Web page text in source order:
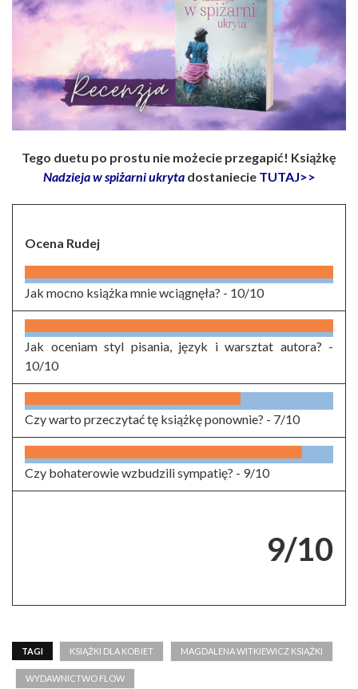
Tego duetu po prostu nie możecie przegapić! Książkę
Nadzieja w spiżarni ukrytadostaniecie TUTAJ>>
Ocena Rudej
Jak mocno książka mnie wciągnęła? - 10/10
Jak oceniam styl pisania, język i warsztat autora? -
10/10
Czy warto przeczytać tę książkę ponownie? - 7/10
Czy bohaterowie wzbudzili sympatię? - 9/10
9/10
TAGI KSIĄŻKI DLA KOBIET MAGDALENA WITKIEWICZ KSIĄŻKI
WYDAWNICTWO FLOW